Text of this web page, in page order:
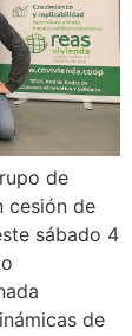
de
cesión de
sábado 4
de